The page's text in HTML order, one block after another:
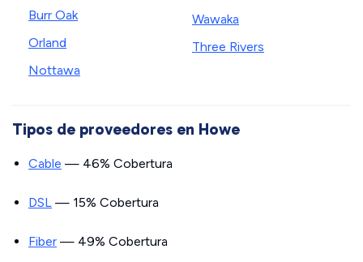
Burr Oak
Orland
Nottawa
Wawaka
Three Rivers
Tipos de proveedores en Howe
Cable — 46% Cobertura
DSL — 15% Cobertura
Fiber — 49% Cobertura